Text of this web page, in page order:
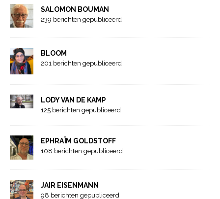
SALOMON BOUMAN
239 berichten gepubliceerd
BLOOM
201 berichten gepubliceerd
LODY VAN DE KAMP
125 berichten gepubliceerd
EPHRAÏM GOLDSTOFF
108 berichten gepubliceerd
JAIR EISENMANN
98 berichten gepubliceerd